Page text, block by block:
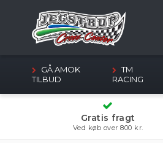
GÅ AMOK
TILBUD
TM
RACING
Gratis fragt
Ved køb over 800 kr.